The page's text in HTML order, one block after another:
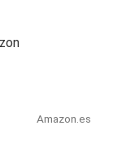
Amazon.es